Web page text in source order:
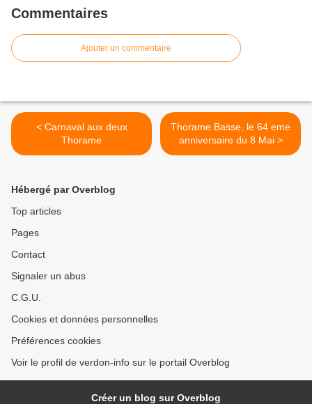
Commentaires
Ajouter un commentaire
< Carnaval aux deux
Thorame
Thorame Basse, le 64 eme
anniversaire du 8 Mai >
Hébergé par Overblog
Top articles
Pages
Contact
Signaler un abus
C.G.U.
Cookies et données personnelles
Préférences cookies
Voir le profil de verdon-info sur le portail Overblog
Créer un blog sur Overblog